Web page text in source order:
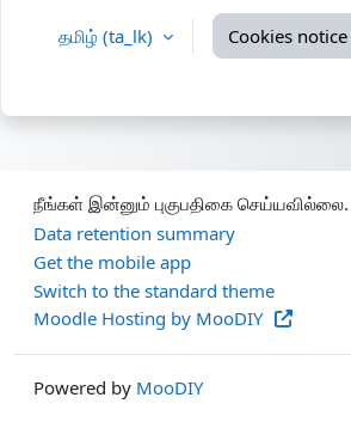
தமிழ் ‎(ta_lk)‎ Cookies notice
நீங்கள் இன்னும் புகுபதிகை செய்யவில்லை.
Data retention summary
Get the mobile app
Switch to the standard theme
Moodle Hosting by MooDIY
Powered by MooDIY